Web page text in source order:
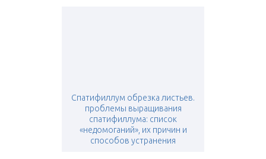
Спатифиллум обрезка листьев.
проблемы выращивания
спатифиллума: список
«недомоганий», их причин и
способов устранения